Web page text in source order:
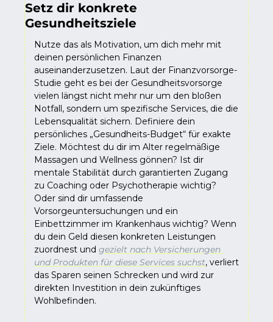
Setz dir konkrete
Gesundheitsziele
Nutze das als Motivation, um dich mehr mit
deinen persönlichen Finanzen
auseinanderzusetzen. Laut der Finanzvorsorge-
Studie geht es bei der Gesundheitsvorsorge
vielen längst nicht mehr nur um den bloßen
Notfall, sondern um spezifische Services, die die
Lebensqualität sichern. Definiere dein
persönliches „Gesundheits-Budget“ für exakte
Ziele. Möchtest du dir im Alter regelmäßige
Massagen und Wellness gönnen? Ist dir
mentale Stabilität durch garantierten Zugang
zu Coaching oder Psychotherapie wichtig?
Oder sind dir umfassende
Vorsorgeuntersuchungen und ein
Einbettzimmer im Krankenhaus wichtig? Wenn
du dein Geld diesen konkreten Leistungen
zuordnest und gezielt nach Versicherungen
und Produkten für diese Services suchst, verliert
das Sparen seinen Schrecken und wird zur
direkten Investition in dein zukünftiges
Wohlbefinden.